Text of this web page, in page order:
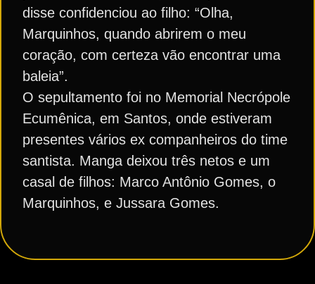
disse confidenciou ao filho: “Olha,
Marquinhos, quando abrirem o meu
coração, com certeza vão encontrar uma
baleia”.
O sepultamento foi no Memorial Necrópole
Ecumênica, em Santos, onde estiveram
presentes vários ex companheiros do time
santista. Manga deixou três netos e um
casal de filhos: Marco Antônio Gomes, o
Marquinhos, e Jussara Gomes.